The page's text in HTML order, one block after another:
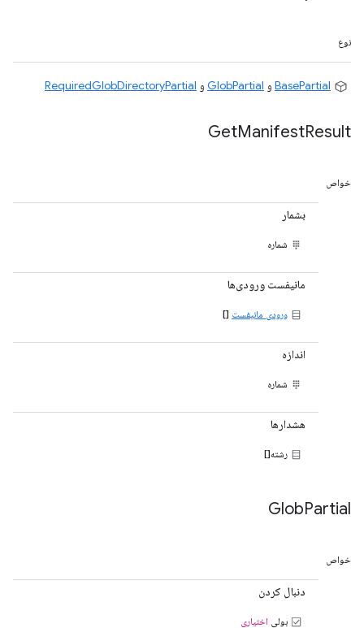
نوع
BasePartial و GlobPartial و RequiredGlobDirectoryPartial
GetManifestResult
خواص
بشمار
شماره
مانیفست ورودی‌ها
ورودی مانیفست []
اندازه
شماره
هشدارها
رشته[]
GlobPartial
خواص
دنبال کردن
بولی اختیاری